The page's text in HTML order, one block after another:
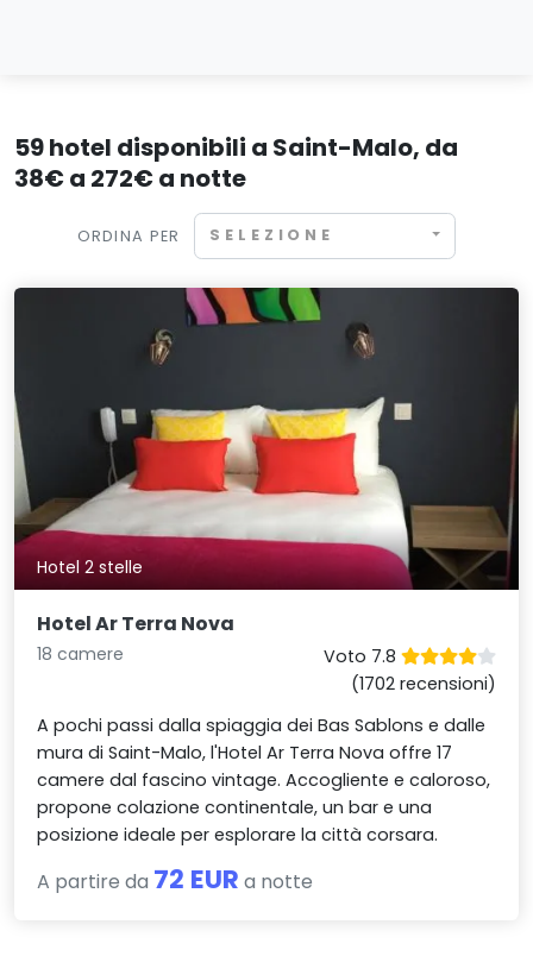
59 hotel disponibili a Saint-Malo, da
38€ a 272€ a notte
ORDINA PER SELEZIONE
Hotel 2 stelle
Hotel Ar Terra Nova
18 camere
Voto 7.8
(1702 recensioni)
A pochi passi dalla spiaggia dei Bas Sablons e dalle
mura di Saint-Malo, l'Hotel Ar Terra Nova offre 17
camere dal fascino vintage. Accogliente e caloroso,
propone colazione continentale, un bar e una
posizione ideale per esplorare la città corsara.
A partire da 72 EUR a notte